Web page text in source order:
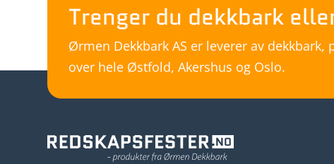
Trenger du dekkbark
Ørmen Dekkbark AS er leverer av
over hele Østfold, Akershus og Oslo.